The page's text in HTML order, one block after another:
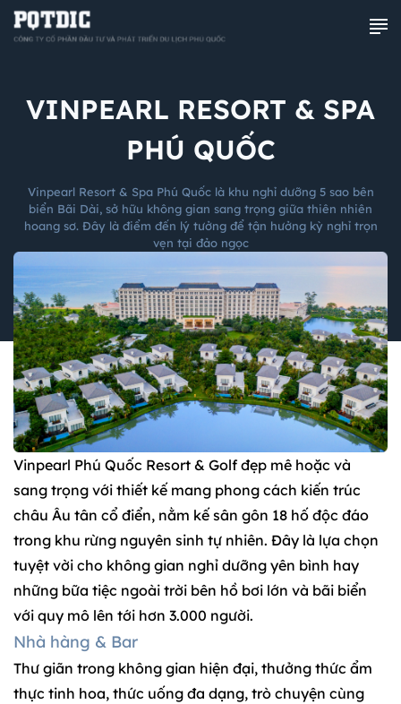
VINPEARL RESORT & SPA
PHÚ QUỐC
Vinpearl Resort & Spa Phú Quốc là khu nghỉ dưỡng 5 sao bên
biển Bãi Dài, sở hữu không gian sang trọng giữa thiên nhiên
hoang sơ. Đây là điểm đến lý tưởng để tận hưởng kỳ nghỉ trọn
vẹn tại đảo ngọc
Vinpearl Phú Quốc Resort & Golf đẹp mê hoặc và
sang trọng với thiết kế mang phong cách kiến trúc
châu Âu tân cổ điển, nằm kế sân gôn 18 hố độc đáo
trong khu rừng nguyên sinh tự nhiên. Đây là lựa chọn
tuyệt vời cho không gian nghỉ dưỡng yên bình hay
những bữa tiệc ngoài trời bên hồ bơi lớn và bãi biển
với quy mô lên tới hơn 3.000 người.
Nhà hàng & Bar
Thư giãn trong không gian hiện đại, thưởng thức ẩm
thực tinh hoa, thức uống đa dạng, trò chuyện cùng